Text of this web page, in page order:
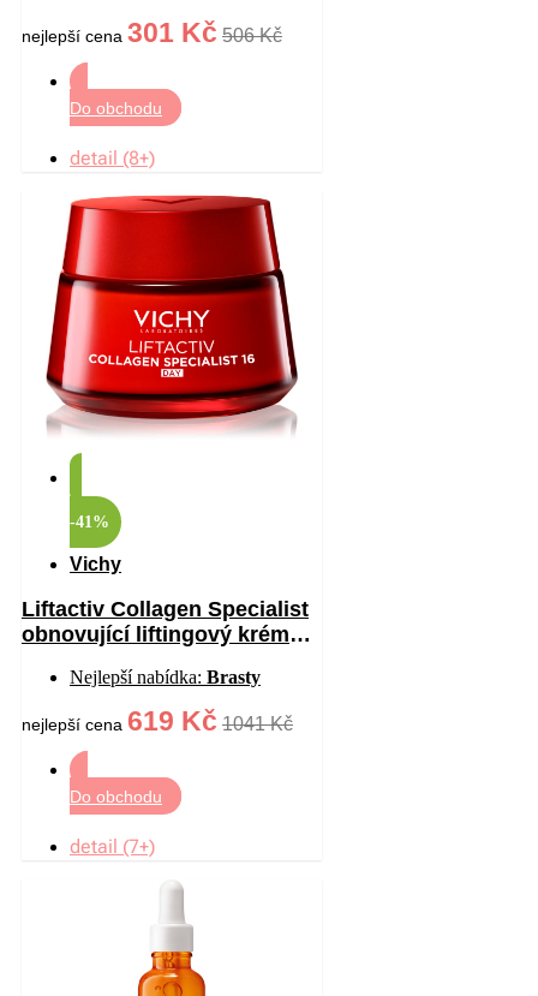
nejlepší cena 301 Kč 506 Kč
Do obchodu
detail (8+)
-41%
Vichy
Liftactiv Collagen Specialist
obnovující liftingový krém
Nejlepší nabídka: Brasty
nejlepší cena 619 Kč 1041 Kč
Do obchodu
detail (7+)